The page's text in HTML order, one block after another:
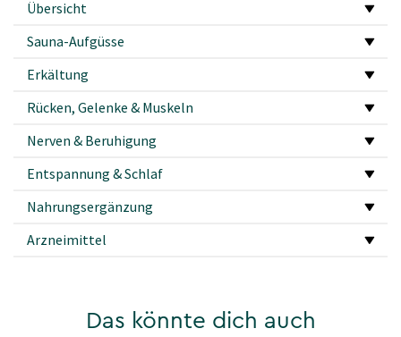
Übersicht
Sauna-Aufgüsse
Erkältung
Rücken, Gelenke & Muskeln
Nerven & Beruhigung
Entspannung & Schlaf
Nahrungsergänzung
Arzneimittel
Das könnte dich auch